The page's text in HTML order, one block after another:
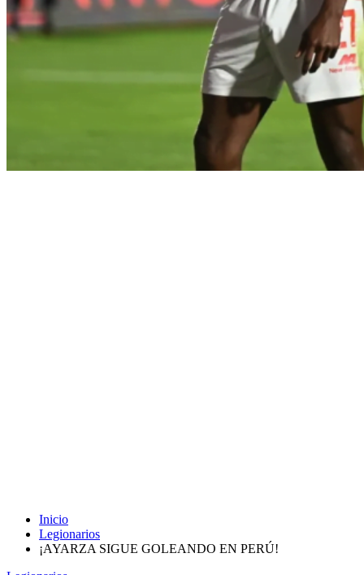
Inicio
Legionarios
¡AYARZA SIGUE GOLEANDO EN PERÚ!